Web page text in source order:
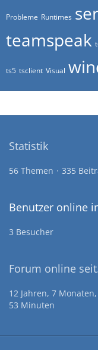
Probleme Runtimes
teamspeak
ts5 tsclient Visual
Statistik
56 Themen 335
Benutzer online
3 Besucher
Forum online
12 Jahren, 7
53 Minuten